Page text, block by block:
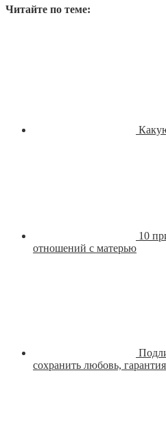
Читайте по теме:
10
отношений с матерью
сохранить любовь,